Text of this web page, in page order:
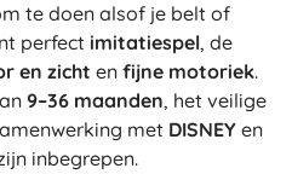
te doen alsof je belt of
perfect imitatiespel, de
en zicht en fijne motoriek.
9–36 maanden, het veilige
met DISNEY en
inbegrepen.